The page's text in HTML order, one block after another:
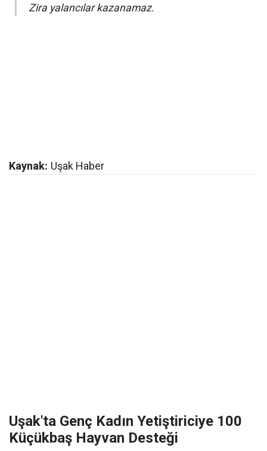
Zira yalancılar kazanamaz.
Kaynak: Uşak Haber
Uşak'ta Genç Kadın Yetiştiriciye 100
Küçükbaş Hayvan Desteği